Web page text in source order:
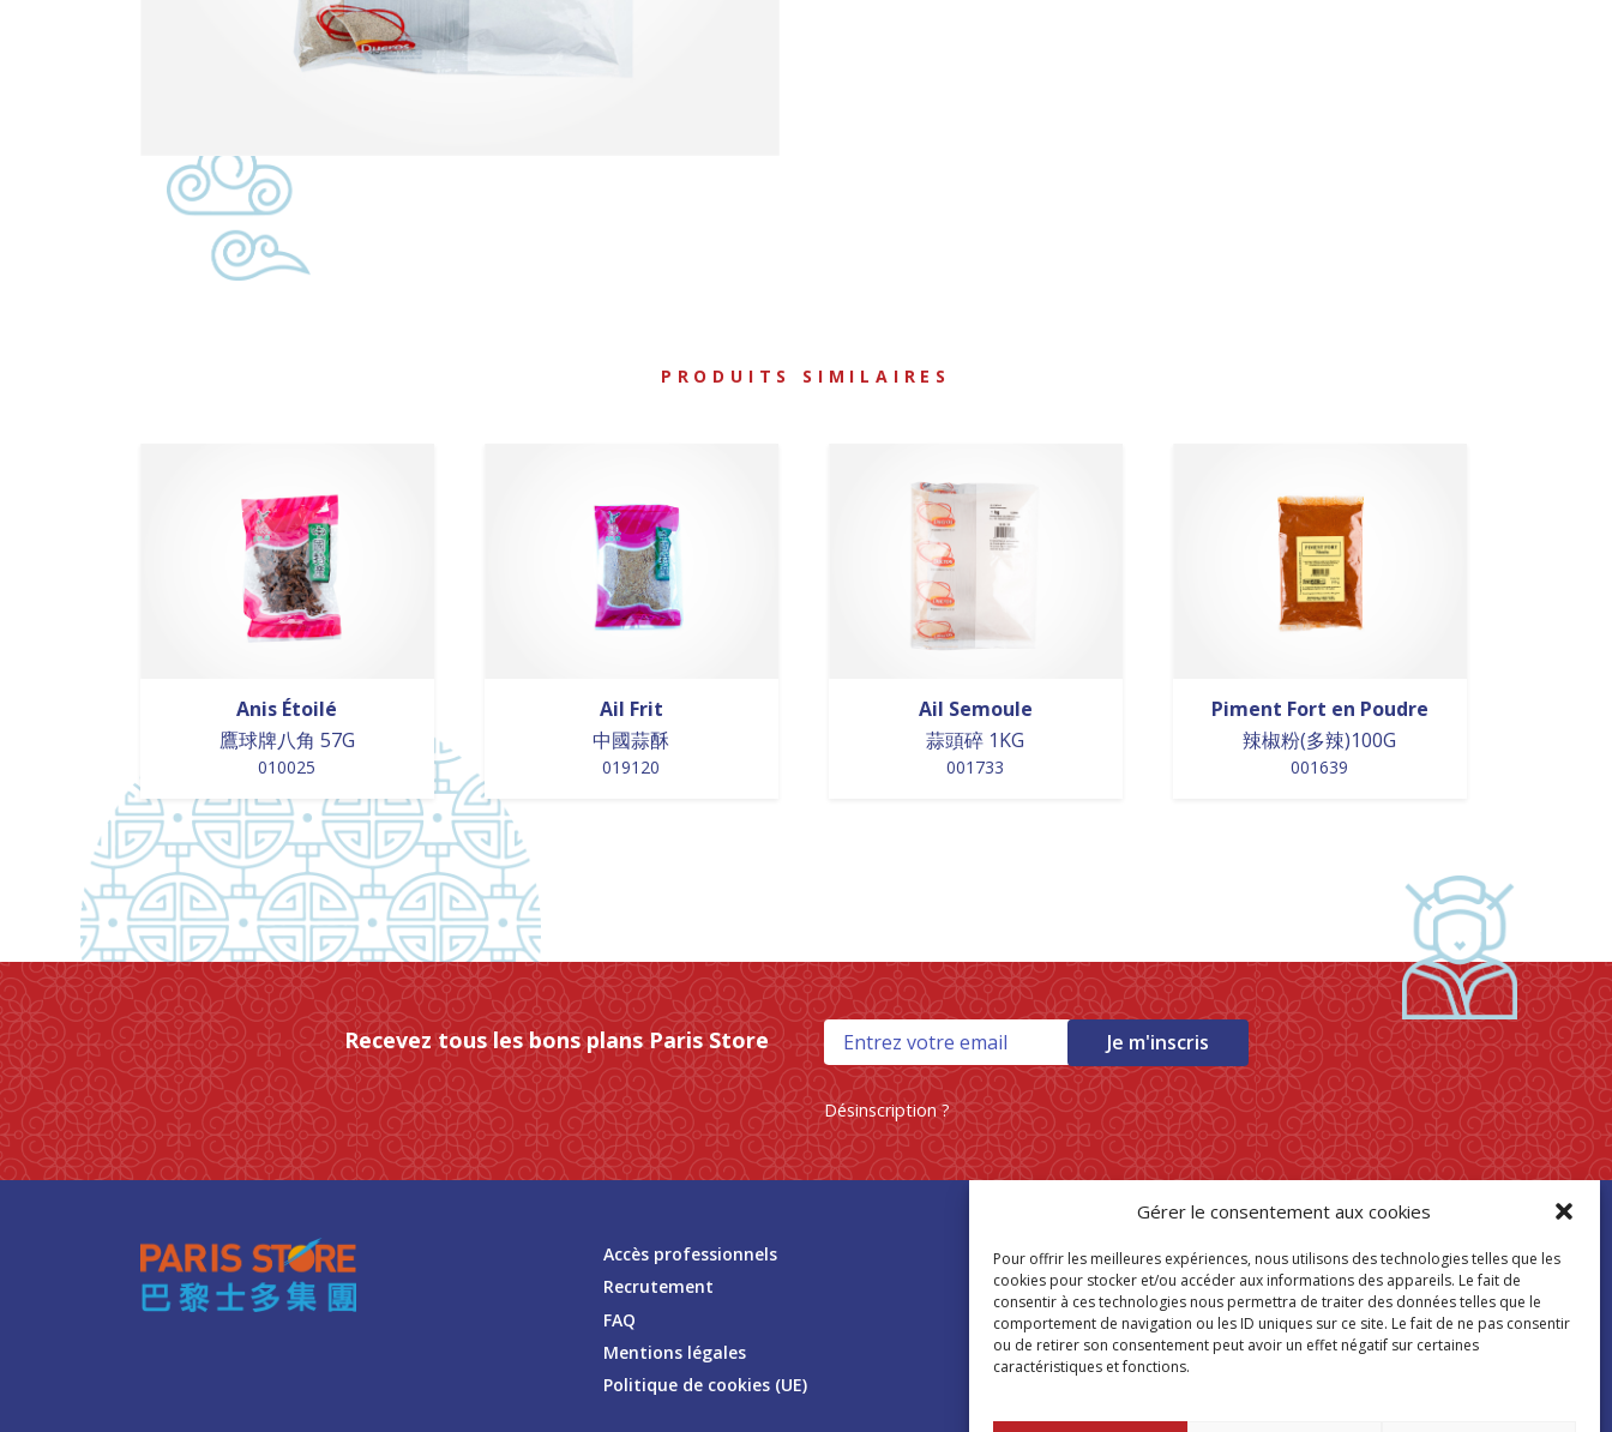
Gérer le consentement aux cookies
Pour offrir les meilleures expériences, nous utilisons des technologies telles que les
cookies pour stocker et/ou accéder aux informations des appareils. Le fait de
consentir à ces technologies nous permettra de traiter des données telles que le
comportement de navigation ou les ID uniques sur ce site. Le fait de ne pas consentir
ou de retirer son consentement peut avoir un effet négatif sur certaines
caractéristiques et fonctions.
PRODUITS SIMILAIRES
Anis Étoilé
鷹球牌八角 57G
010025
Ail Frit
中國蒜酥
019120
Ail Semoule
蒜頭碎 1KG
001733
Piment Fort en Poudre
辣椒粉(多辣)100G
001639
Recevez tous les bons plans Paris Store Je m'inscris
Désinscription ?
Accès professionnels
Recrutement
FAQ
Mentions légales
Politique de cookies (UE)
Trouver mon
magasin Paris Store
Où nous trouver